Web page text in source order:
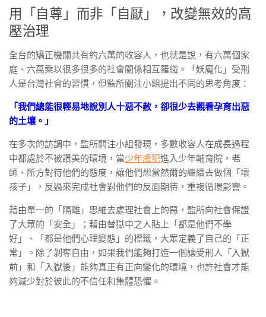
用「自尊」而非「自厭」，改變無效的高
壓治理
全台的矯正機關共有約六萬的收容人，也就是說，有六萬個家
庭、六萬乘以很多很多的社會關係相互羅織。「妖魔化」受刑
人是台灣社會的習慣，但監所關注小組提出不同的思考角度：
「我們總能很輕易地說別人十惡不赦，卻很少去觀看孕育出惡
的土壤。」
在多次的訪調中，監所關注小組發現，多數收容人在成長過程
中都處於不被讚美的環境，當少年虞犯進入少年輔育院，老
師、所方對待他們的態度，讓他們想當然爾的繼續去做個「壞
孩子」，反過來完成社會對他們的反面期待，重複循環影響。
藉由單一的「隔離」思維去處理社會上的惡，監所向社會保證
了大眾的「安全」；藉由替獄中之人貼上「都是他們不學
好」、「都是他們心理變態」的標籤，大眾定義了自己的「正
常」。除了剝奪自由，如果我們能夠打造一個讓受刑人「入獄
前」和「入獄後」能夠真正有正向變化的環境，也許社會才能
夠減少對於彼此的不信任和集體恐懼。